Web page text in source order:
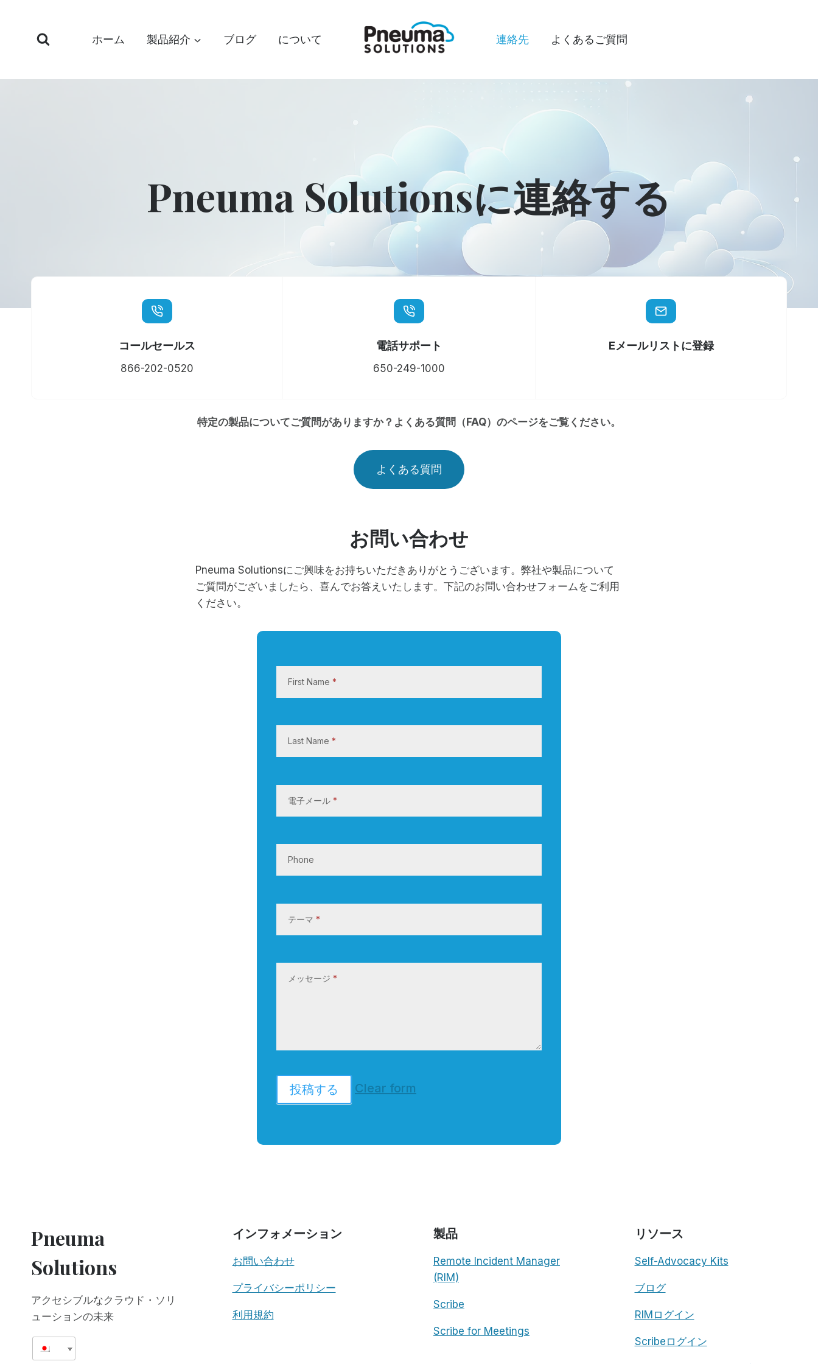
ホーム 製品紹介 ブログ について 連絡先 よくあるご質問
Pneuma Solutionsに連絡する
コールセールス
866-202-0520
電話サポート
650-249-1000
Eメールリストに登録
特定の製品についてご質問がありますか？よくある質問（FAQ）のページをご覧ください。
よくある質問
お問い合わせ
Pneuma Solutionsにご興味をお持ちいただきありがとうございます。弊社や製品について
ご質問がございましたら、喜んでお答えいたします。下記のお問い合わせフォームをご利用
ください。
わ
First Name *
Last Name *
電子メール *
Phone
テーマ *
メッセージ *
投稿する Clear form
Pneuma
Solutions
アクセシブルなクラウド・ソリ
ューションの未来
インフォメーション
お問い合わせ
プライバシーポリシー
利用規約
製品
Remote Incident Manager
(RIM)
Scribe
Scribe for Meetings
リソース
Self-Advocacy Kits
ブログ
RIMログイン
Scribeログイン